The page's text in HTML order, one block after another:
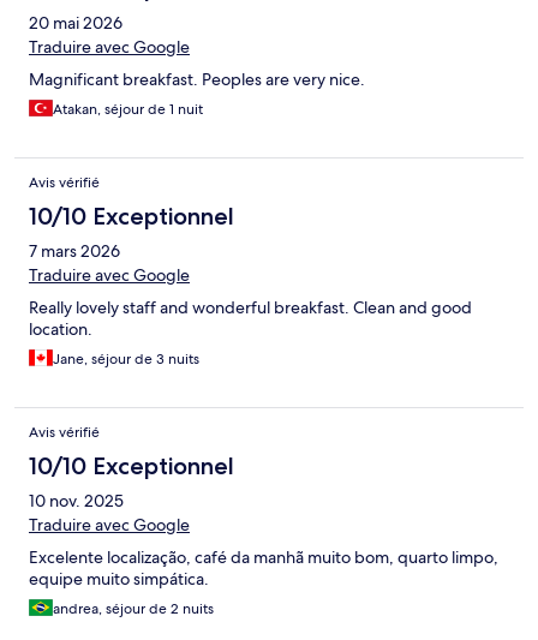
20 mai 2026
Traduire avec Google
Magnificant breakfast. Peoples are very nice.
Atakan, séjour de 1 nuit
Avis vérifié
10/10 Exceptionnel
7 mars 2026
Traduire avec Google
Really lovely staff and wonderful breakfast. Clean and good
location.
Jane, séjour de 3 nuits
Avis vérifié
10/10 Exceptionnel
10 nov. 2025
Traduire avec Google
Excelente localização, café da manhã muito bom, quarto limpo,
equipe muito simpática.
andrea, séjour de 2 nuits